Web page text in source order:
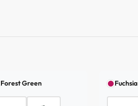
Forest Green Fuchsia